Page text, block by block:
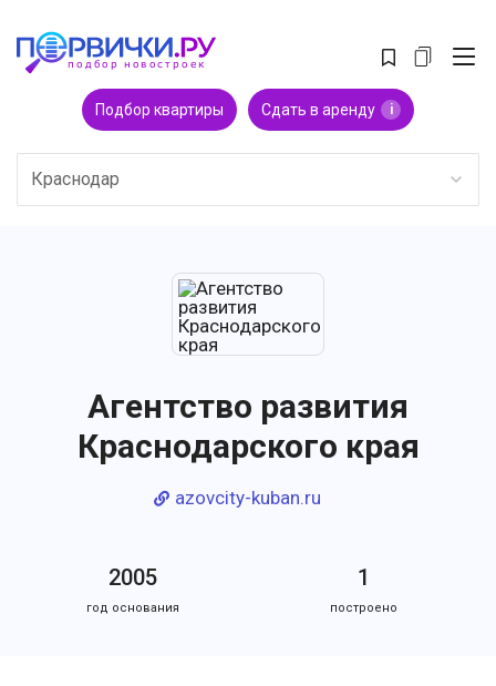
Подбор квартиры Сдать в аренду i
Краснодар
Агентство развития
Краснодарского края
azovcity-kuban.ru
2005
год основания
1
построено